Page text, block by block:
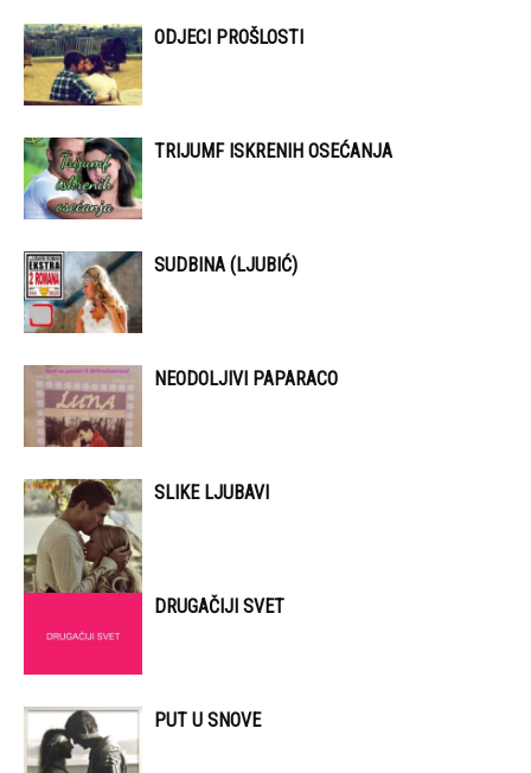
ODJECI PROŠLOSTI
TRIJUMF ISKRENIH OSEĆANJA
SUDBINA (LJUBIĆ)
NEODOLJIVI PAPARACO
SLIKE LJUBAVI
DRUGAČIJI SVET
PUT U SNOVE